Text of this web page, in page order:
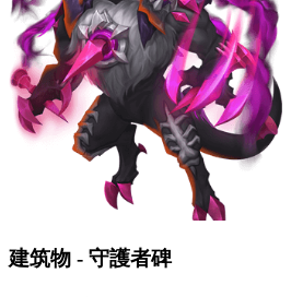
建筑物 - 守護者碑